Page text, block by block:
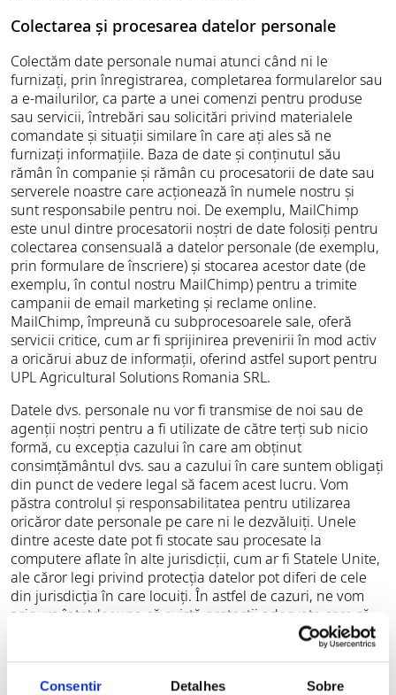
Consentir Detalhes Sobre
Colectarea și procesarea datelor personale
Colectăm date personale numai atunci când ni le
furnizați, prin înregistrarea, completarea formularelor sau
a e-mailurilor, ca parte a unei comenzi pentru produse
sau servicii, întrebări sau solicitări privind materialele
comandate și situații similare în care ați ales să ne
furnizați informațiile. Baza de date și conținutul său
rămân în companie și rămân cu procesatorii de date sau
serverele noastre care acționează în numele nostru și
sunt responsabile pentru noi. De exemplu, MailChimp
este unul dintre procesatorii noștri de date folosiți pentru
colectarea consensuală a datelor personale (de exemplu,
prin formulare de înscriere) și stocarea acestor date (de
exemplu, în contul nostru MailChimp) pentru a trimite
campanii de email marketing și reclame online.
MailChimp, împreună cu subprocesoarele sale, oferă
servicii critice, cum ar fi sprijinirea prevenirii în mod activ
a oricărui abuz de informații, oferind astfel suport pentru
UPL Agricultural Solutions Romania SRL.
Datele dvs. personale nu vor fi transmise de noi sau de
agenții noștri pentru a fi utilizate de către terți sub nicio
formă, cu excepția cazului în care am obținut
consimțământul dvs. sau a cazului în care suntem obligați
din punct de vedere legal să facem acest lucru. Vom
păstra controlul și responsabilitatea pentru utilizarea
oricăror date personale pe care ni le dezvăluiți. Unele
dintre aceste date pot fi stocate sau procesate la
computere aflate în alte jurisdicții, cum ar fi Statele Unite,
ale căror legi privind protecția datelor pot diferi de cele
din jurisdicția în care locuiți. În astfel de cazuri, ne vom
asigura întotdeauna că există protecții adecvate care să
solicite procesatorului de date din țara respectivă să
mențină protecții asupra datelor echivalente cu cele care